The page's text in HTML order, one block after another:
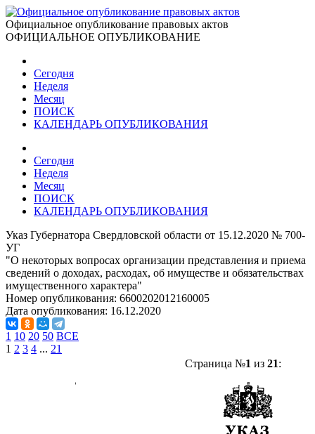
Официальное опубликование правовых актов
ОФИЦИАЛЬНОЕ ОПУБЛИКОВАНИЕ
Сегодня
Неделя
Месяц
ПОИСК
КАЛЕНДАРЬ ОПУБЛИКОВАНИЯ
Сегодня
Неделя
Месяц
ПОИСК
КАЛЕНДАРЬ ОПУБЛИКОВАНИЯ
Указ Губернатора Свердловской области от 15.12.2020 № 700-
УГ
"О некоторых вопросах организации представления и приема
сведений о доходах, расходах, об имуществе и обязательствах
имущественного характера"
Номер опубликования: 6600202012160005
Дата опубликования: 16.12.2020
1 10 20 50 ВСЕ
1 2 3 4 ... 21
Страница №1 из 21: